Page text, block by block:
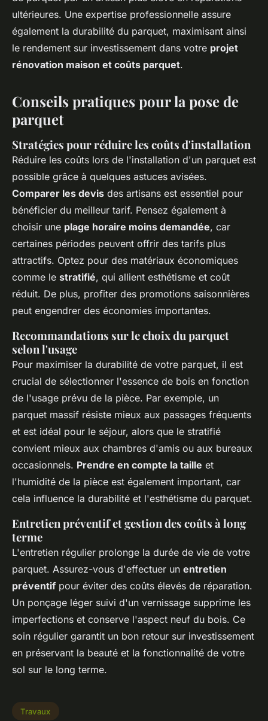
ultérieures. Une expertise professionnelle assure
également la durabilité du parquet, maximisant ainsi
le rendement sur investissement dans votre projet
rénovation maison et coûts parquet.
Conseils pratiques pour la pose de
parquet
Stratégies pour réduire les coûts d'installation
Réduire les coûts lors de l'installation d'un parquet est
possible grâce à quelques astuces avisées.
Comparer les devis des artisans est essentiel pour
bénéficier du meilleur tarif. Pensez également à
choisir une plage horaire moins demandée, car
certaines périodes peuvent offrir des tarifs plus
attractifs. Optez pour des matériaux économiques
comme le stratifié, qui allient esthétisme et coût
réduit. De plus, profiter des promotions saisonnières
peut engendrer des économies importantes.
Recommandations sur le choix du parquet
selon l'usage
Pour maximiser la durabilité de votre parquet, il est
crucial de sélectionner l'essence de bois en fonction
de l'usage prévu de la pièce. Par exemple, un
parquet massif résiste mieux aux passages fréquents
et est idéal pour le séjour, alors que le stratifié
convient mieux aux chambres d'amis ou aux bureaux
occasionnels. Prendre en compte la taille et
l'humidité de la pièce est également important, car
cela influence la durabilité et l'esthétisme du parquet.
Entretien préventif et gestion des coûts à long
terme
L'entretien régulier prolonge la durée de vie de votre
parquet. Assurez-vous d'effectuer un entretien
préventif pour éviter des coûts élevés de réparation.
Un ponçage léger suivi d'un vernissage supprime les
imperfections et conserve l'aspect neuf du bois. Ce
soin régulier garantit un bon retour sur investissement
en préservant la beauté et la fonctionnalité de votre
sol sur le long terme.
Travaux